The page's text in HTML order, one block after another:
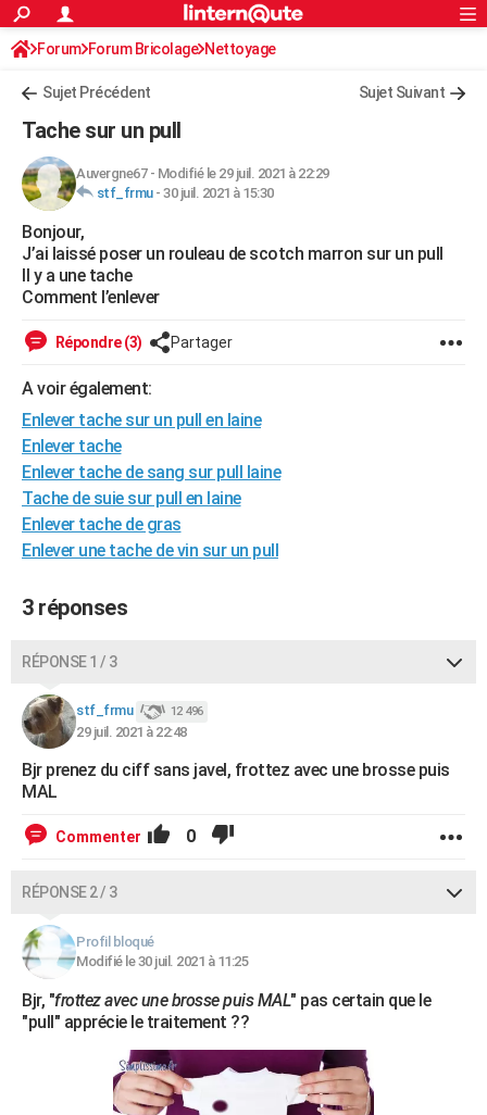
ACTUALITÉS
Politique
Société
Faits Divers
Education
Monde
Villes
+
FINANCE
Retraite
Impôts
Epargne
Immobilier
Risques naturels par ville
Banque
Assurance
Crédit
AUTO
Essais
Réserver un essai
Citadines
Berlines
SUV
Forum auto
+HIGH-TECH
Mobiles
Meilleur smartphone
Internet
Ordinateurs
Jeux vidéo
Guide high-tech
+BRICOLAGE
Forum
Aménagement intérieur
Extérieur
Cuisine
Salle de bains
Jardinage
Rangement
WEEK-END
LIFESTYLE
Art de vivre
Bien-être
Loisirs
Mode
Modes de vie
SANTE
Alimentation
Guide de la santé
Maladies
Médicaments
Sommeil
VOYAGE
Destinations
City break
Voyage nature
Voyage de noces
Forum
Climat
+PHOTO
GUIDES D'ACHAT
BONS PLANS
Dictionnaire
Biographies
Citations
Expressions
Proverbes
PROGRAMME TV
COPAINS D'AVANT
AVIS DE DÉCÈS
S'inscrire
Connexion
Forum Forum Bricolage Nettoyage
Sujet Précédent Sujet Suivant
Tache sur un pull
Auvergne67- Modifié le 29 juil. 2021 à 22:29
stf_frmu- 30 juil. 2021 à 15:30
Bonjour,
J’ai laissé poser un rouleau de scotch marron sur un pull
Il y a une tache
Comment l’enlever
Répondre (3) Partager
A voir également:
Enlever tache sur un pull en laine
Enlever tache
Enlever tache de sang sur pull laine
Tache de suie sur pull en laine
Enlever tache de gras
Enlever une tache de vin sur un pull
3 réponses
RÉPONSE 1 / 3
stf_frmu 12 496
29 juil. 2021 à 22:48
Bjr prenez du ciff sans javel, frottez avec une brosse puis
MAL
Commenter 0
RÉPONSE 2 / 3
Profil bloqué
Modifié le 30 juil. 2021 à 11:25
Bjr, "frottez avec une brosse puis MAL" pas certain que le
"pull" apprécie le traitement ??